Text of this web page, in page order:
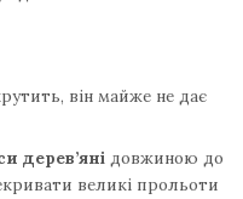
він майже не дає
дерев’яні довжиною до
великі прольоти